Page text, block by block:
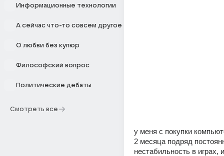
Информационные технологии
А сейчас что-то совсем другое
О любви без купюр
Философский вопрос
Политические дебаты
Смотреть все
у меня с покупки
2 месяца подряд
нестабильность в играх,